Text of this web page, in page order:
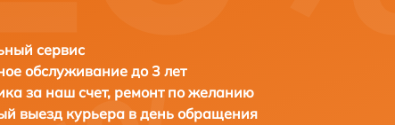
сервис
обслуживание до 3 лет
за наш счет, ремонт по желанию
выезд курьера в день обращения